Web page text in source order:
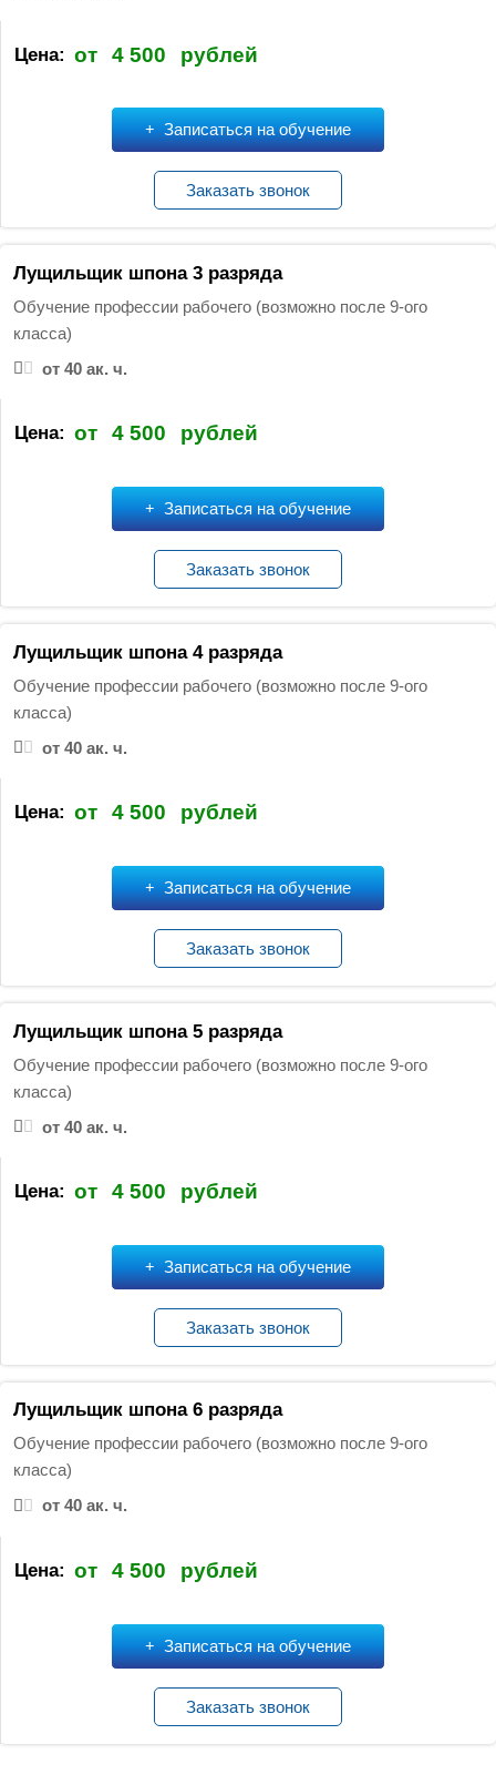
Цена: от 4 500 рублей
Записаться на обучение
Заказать звонок
Лущильщик шпона 3 разряда
Обучение профессии рабочего (возможно после 9-ого
класса)
от 40 ак. ч.
Цена: от 4 500 рублей
Записаться на обучение
Заказать звонок
Лущильщик шпона 4 разряда
Обучение профессии рабочего (возможно после 9-ого
класса)
от 40 ак. ч.
Цена: от 4 500 рублей
Записаться на обучение
Заказать звонок
Лущильщик шпона 5 разряда
Обучение профессии рабочего (возможно после 9-ого
класса)
от 40 ак. ч.
Цена: от 4 500 рублей
Записаться на обучение
Заказать звонок
Лущильщик шпона 6 разряда
Обучение профессии рабочего (возможно после 9-ого
класса)
от 40 ак. ч.
Цена: от 4 500 рублей
Записаться на обучение
Заказать звонок